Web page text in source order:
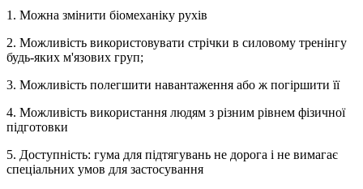
1. Можна змінити біомеханіку рухів
2. Можливість використовувати стрічки в силовому тренінгу
будь-яких м'язових груп;
3. Можливість полегшити навантаження або ж погіршити її
4. Можливість використання людям з різним рівнем фізичної
підготовки
5. Доступність: гума для підтягувань не дорога і не вимагає
спеціальних умов для застосування